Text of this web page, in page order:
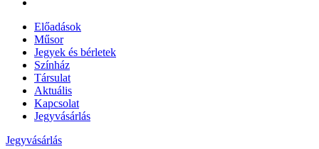
Előadások
Műsor
Jegyek és bérletek
Színház
Társulat
Aktuális
Kapcsolat
Jegyvásárlás
Jegyvásárlás